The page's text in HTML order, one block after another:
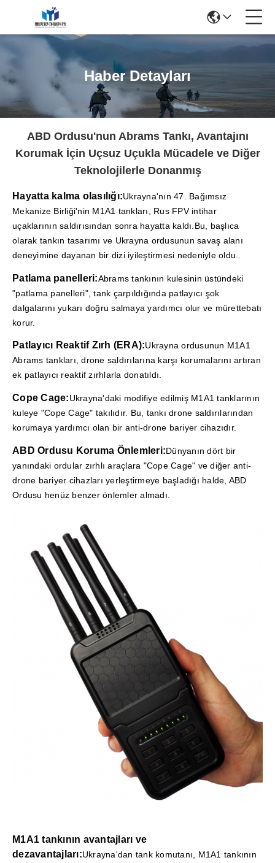
Haber Detayları
ABD Ordusu'nun Abrams Tankı, Avantajını
Korumak İçin Uçsuz Uçukla Mücadele ve Diğer
Teknolojilerle Donanmış
Hayatta kalma olasılığı:Ukrayna'nın 47. Bağımsız
Mekanize Birliği'nin M1A1 tankları, Rus FPV intihar
uçaklarının saldırısından sonra hayatta kaldı.Bu, başlıca
olarak tankın tasarımı ve Ukrayna ordusunun savaş alanı
deneyimine dayanan bir dizi iyileştirmesi nedeniyle oldu..
Patlama panelleri:Abrams tankının kulesinin üstündeki
"patlama panelleri", tank çarpıldığında patlayıcı şok
dalgalarını yukarı doğru salmaya yardımcı olur ve mürettebatı
korur.
Patlayıcı Reaktif Zırh (ERA):Ukrayna ordusunun M1A1
Abrams tankları, drone saldırılarına karşı korumalarını artıran
ek patlayıcı reaktif zırhlarla donatıldı.
Cope Cage:Ukrayna'daki modifiye edilmiş M1A1 tanklarının
kuleye "Cope Cage" takılıdır. Bu, tankı drone saldırılarından
korumaya yardımcı olan bir anti-drone bariyer cihazıdır.
ABD Ordusu Koruma Önlemleri:Dünyanın dört bir
yanındaki ordular zırhlı araçlara "Cope Cage" ve diğer anti-
drone bariyer cihazları yerleştirmeye başladığı halde, ABD
Ordusu henüz benzer önlemler almadı.
M1A1 tankının avantajları ve
dezavantajları:Ukrayna'dan tank komutanı, M1A1 tankının